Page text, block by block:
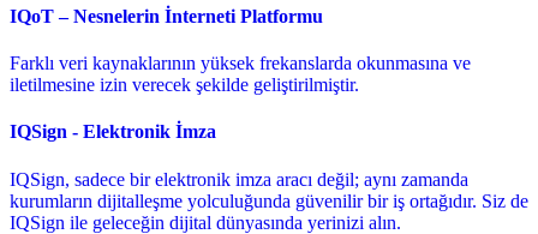
IQoT – Nesnelerin İnterneti Platformu
Farklı veri kaynaklarının yüksek frekanslarda okunmasına ve
iletilmesine izin verecek şekilde geliştirilmiştir.
IQSign - Elektronik İmza
IQSign, sadece bir elektronik imza aracı değil; aynı zamanda
kurumların dijitalleşme yolculuğunda güvenilir bir iş ortağıdır. Siz de
IQSign ile geleceğin dijital dünyasında yerinizi alın.